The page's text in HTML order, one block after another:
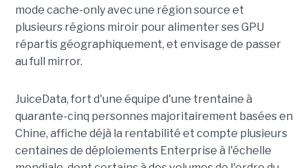
mode cache-only avec une région source et
plusieurs régions miroir pour alimenter ses GPU
répartis géographiquement, et envisage de passer
au full mirror.
JuiceData, fort d'une équipe d'une trentaine à
quarante-cinq personnes majoritairement basées en
Chine, affiche déjà la rentabilité et compte plusieurs
centaines de déploiements Enterprise à l'échelle